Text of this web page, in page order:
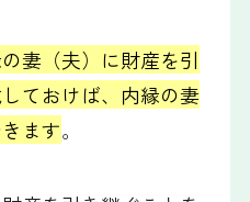
妻（夫）に財産を引
ておけば、内縁の妻
ます。